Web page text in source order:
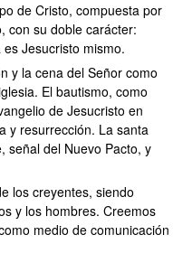
de Cristo, compuesta por
con su doble carácter:
Jesucristo mismo.
y la cena del Señor como
El bautismo, como
de Jesucristo en
y resurrección. La santa
señal del Nuevo Pacto, y
los creyentes, siendo
y los hombres. Creemos
medio de comunicación